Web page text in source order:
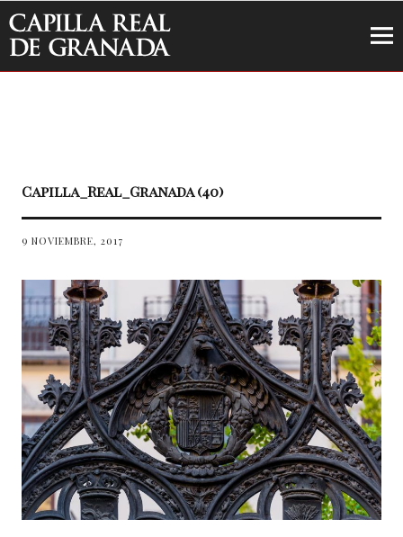
Capilla Real de Granada
Capilla_Real_Granada (40)
9 NOVIEMBRE, 2017